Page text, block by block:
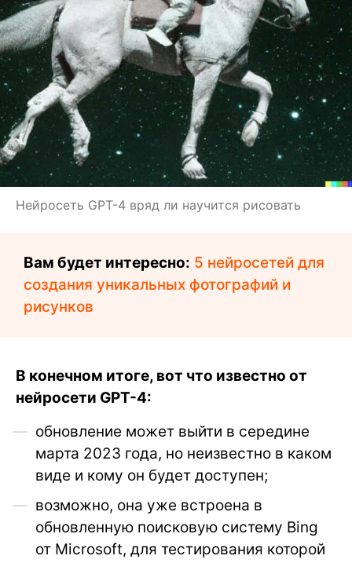
Нейросеть GPT-4 вряд ли научится рисовать
Вам будет интересно: 5 нейросетей для
создания уникальных фотографий и
рисунков
В конечном итоге, вот что известно от
нейросети GPT-4:
обновление может выйти в середине
марта 2023 года, но неизвестно в каком
виде и кому он будет доступен;
возможно, она уже встроена в
обновленную поисковую систему Bing
от Microsoft, для тестирования которой